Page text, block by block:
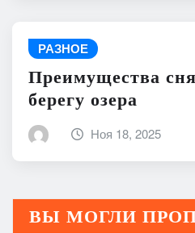
РАЗНОЕ
Преимущества
берегу озера
Ноя 18, 2025
ВЫ МОГЛИ